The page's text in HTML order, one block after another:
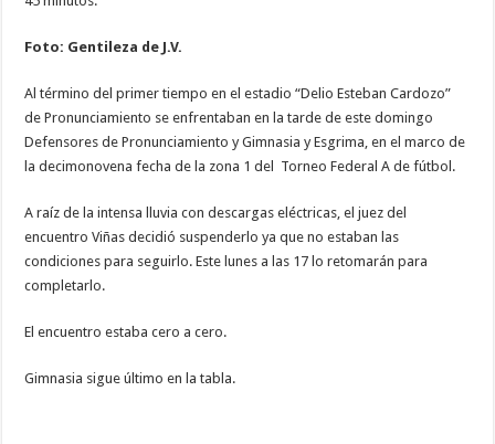
Foto: Gentileza de J.V.
Al término del primer tiempo en el estadio “Delio Esteban Cardozo”
de Pronunciamiento se enfrentaban en la tarde de este domingo
Defensores de Pronunciamiento y Gimnasia y Esgrima, en el marco de
la decimonovena fecha de la zona 1 del Torneo Federal A de fútbol.
A raíz de la intensa lluvia con descargas eléctricas, el juez del
encuentro Viñas decidió suspenderlo ya que no estaban las
condiciones para seguirlo. Este lunes a las 17 lo retomarán para
completarlo.
El encuentro estaba cero a cero.
Gimnasia sigue último en la tabla.